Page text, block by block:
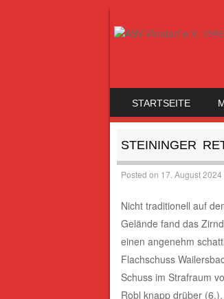
MENU
STARTSEITE
STEININGER
Posted on 17. August 2024
Nicht traditionell auf
Gelände fand das
einen angenehm
Flachschuss
Schuss im Strafraum
Robl knapp drüber (6.).